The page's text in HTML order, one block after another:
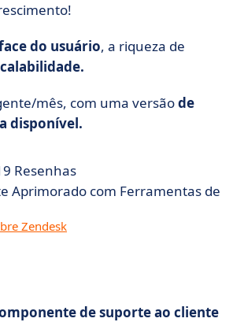
do usuário, a riqueza de
mês, com uma versãode
disponível.
Resenhas
Aprimorado com Ferramentas de
Zendesk
de suporte ao cliente